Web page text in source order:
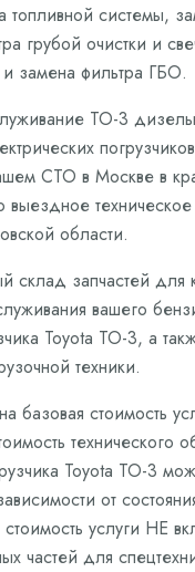
топливной системы,
грубой очистки и
замена фильтра ГБО.
ТО-3
СТО в Москве в
области.
склад запчастей для
вашего
Toyota ТО-3, а
техники.
базовая стоимость
технического
Toyota ТО-3
от
услуги НЕ
частей для